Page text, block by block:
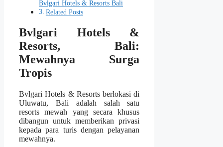
Bvlgari Hotels & Resorts Bali
Related Posts
Bvlgari Hotels &
Resorts, Bali:
Mewahnya Surga
Tropis
Bvlgari Hotels & Resorts berlokasi di
Uluwatu, Bali adalah salah satu
resorts mewah yang secara khusus
dibangun untuk memberikan privasi
kepada para turis dengan pelayanan
mewahnya.